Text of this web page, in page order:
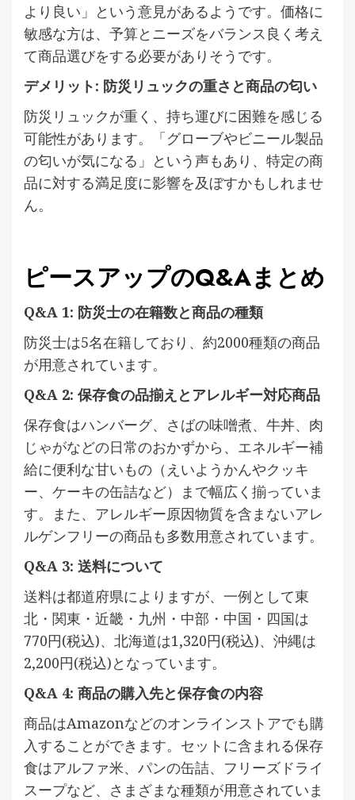
より良い」という意見があるようです。価格に
敏感な方は、予算とニーズをバランス良く考え
て商品選びをする必要がありそうです。
デメリット: 防災リュックの重さと商品の匂い
防災リュックが重く、持ち運びに困難を感じる
可能性があります。「グローブやビニール製品
の匂いが気になる」という声もあり、特定の商
品に対する満足度に影響を及ぼすかもしれませ
ん。
ピースアップのQ&Aまとめ
Q&A 1: 防災士の在籍数と商品の種類
防災士は5名在籍しており、約2000種類の商品
が用意されています。
Q&A 2: 保存食の品揃えとアレルギー対応商品
保存食はハンバーグ、さばの味噌煮、牛丼、肉
じゃがなどの日常のおかずから、エネルギー補
給に便利な甘いもの（えいようかんやクッキ
ー、ケーキの缶詰など）まで幅広く揃っていま
す。また、アレルギー原因物質を含まないアレ
ルゲンフリーの商品も多数用意されています。
Q&A 3: 送料について
送料は都道府県によりますが、一例として東
北・関東・近畿・九州・中部・中国・四国は
770円(税込)、北海道は1,320円(税込)、沖縄は
2,200円(税込)となっています。
Q&A 4: 商品の購入先と保存食の内容
商品はAmazonなどのオンラインストアでも購
入することができます。セットに含まれる保存
食はアルファ米、パンの缶詰、フリーズドライ
スープなど、さまざまな種類が用意されていま